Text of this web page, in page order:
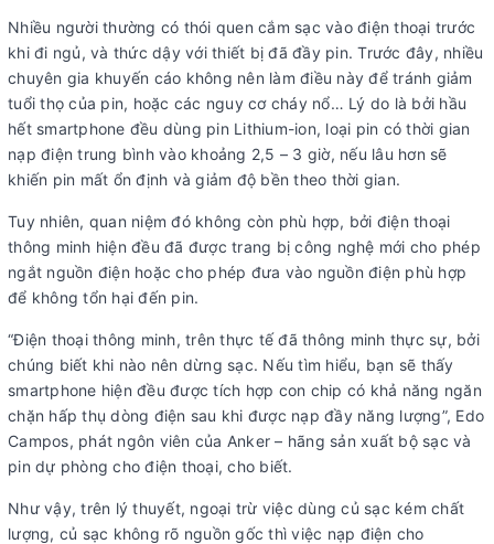
Nhiều người thường có thói quen cắm sạc vào điện thoại trước
khi đi ngủ, và thức dậy với thiết bị đã đầy pin. Trước đây, nhiều
chuyên gia khuyến cáo không nên làm điều này để tránh giảm
tuổi thọ của pin, hoặc các nguy cơ cháy nổ… Lý do là bởi hầu
hết smartphone đều dùng pin Lithium-ion, loại pin có thời gian
nạp điện trung bình vào khoảng 2,5 – 3 giờ, nếu lâu hơn sẽ
khiến pin mất ổn định và giảm độ bền theo thời gian.
Tuy nhiên, quan niệm đó không còn phù hợp, bởi điện thoại
thông minh hiện đều đã được trang bị công nghệ mới cho phép
ngắt nguồn điện hoặc cho phép đưa vào nguồn điện phù hợp
để không tổn hại đến pin.
“Điện thoại thông minh, trên thực tế đã thông minh thực sự, bởi
chúng biết khi nào nên dừng sạc. Nếu tìm hiểu, bạn sẽ thấy
smartphone hiện đều được tích hợp con chip có khả năng ngăn
chặn hấp thụ dòng điện sau khi được nạp đầy năng lượng”, Edo
Campos, phát ngôn viên của Anker – hãng sản xuất bộ sạc và
pin dự phòng cho điện thoại, cho biết.
Như vậy, trên lý thuyết, ngoại trừ việc dùng củ sạc kém chất
lượng, củ sạc không rõ nguồn gốc thì việc nạp điện cho